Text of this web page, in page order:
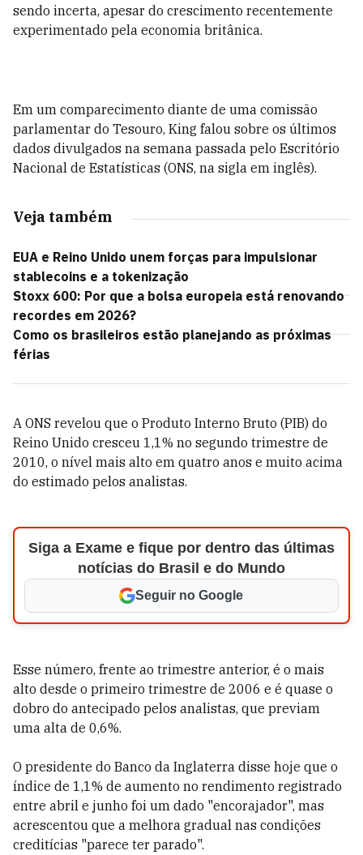
sendo incerta, apesar do crescimento recentemente
experimentado pela economia britânica.
Em um comparecimento diante de uma comissão
parlamentar do Tesouro, King falou sobre os últimos
dados divulgados na semana passada pelo Escritório
Nacional de Estatísticas (ONS, na sigla em inglês).
Veja também
EUA e Reino Unido unem forças para impulsionar
stablecoins e a tokenização
Stoxx 600: Por que a bolsa europeia está renovando
recordes em 2026?
Como os brasileiros estão planejando as próximas
férias
A ONS revelou que o Produto Interno Bruto (PIB) do
Reino Unido cresceu 1,1% no segundo trimestre de
2010, o nível mais alto em quatro anos e muito acima
do estimado pelos analistas.
Siga a Exame e fique por dentro das últimas
notícias do Brasil e do Mundo
Seguir no Google
Esse número, frente ao trimestre anterior, é o mais
alto desde o primeiro trimestre de 2006 e é quase o
dobro do antecipado pelos analistas, que previam
uma alta de 0,6%.
O presidente do Banco da Inglaterra disse hoje que o
índice de 1,1% de aumento no rendimento registrado
entre abril e junho foi um dado "encorajador", mas
acrescentou que a melhora gradual nas condições
creditícias "parece ter parado".